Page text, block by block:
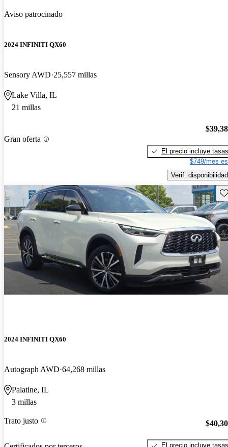
Aviso patrocinado
2024 INFINITI QX60
Sensory AWD 25,557 millas
Lake Villa, IL
21 millas
Gran oferta
El precio incluye tasas
$749/mes
Verif. disponibilidad
2024 INFINITI QX60
Autograph AWD 64,268 millas
Palatine, IL
3 millas
Trato justo
El precio incluye tasas